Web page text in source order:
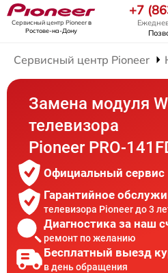
Сервисный центр Pioneerв
Ростове-на-Дону
+7
Сервисный центр Pioneer
Замена модуля
телевизора
Pioneer PRO-
Официальный сервис
Гарантийное
телевизора Pioneer до 3
Диагностика за наш
ремонт по желанию
Бесплатный выезд
в день обращения